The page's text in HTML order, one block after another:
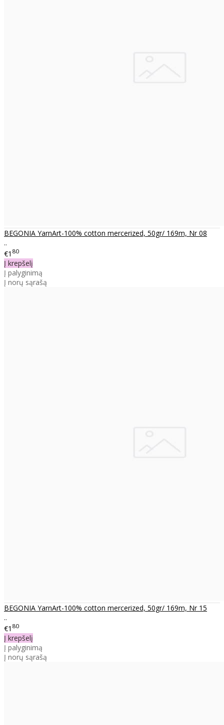
BEGONIA YarnArt-100% cotton mercerized, 50gr/ 169m, Nr 08
..
€1 80
Į krepšelį
Į palyginimą
Į norų sąrašą
BEGONIA YarnArt-100% cotton mercerized, 50gr/ 169m, Nr 15
..
€1 80
Į krepšelį
Į palyginimą
Į norų sąrašą